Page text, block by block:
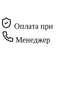
Оплата при
Менеджер